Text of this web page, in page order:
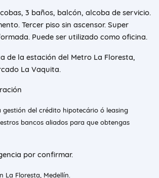
3 baños, balcón, alcoba de servicio.
Tercer piso sin ascensor. Super
Puede ser utilizado como oficina.
de la estación del Metro La Floresta,
La Vaquita.
gestión del crédito hipotecário ó leasing
bancos aliados para que obtengas
por confirmar.
Floresta, Medellín.